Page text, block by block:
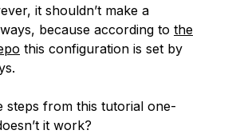
it shouldn’t make a
because according to the
this configuration is set by
steps from this tutorial one-
it work?